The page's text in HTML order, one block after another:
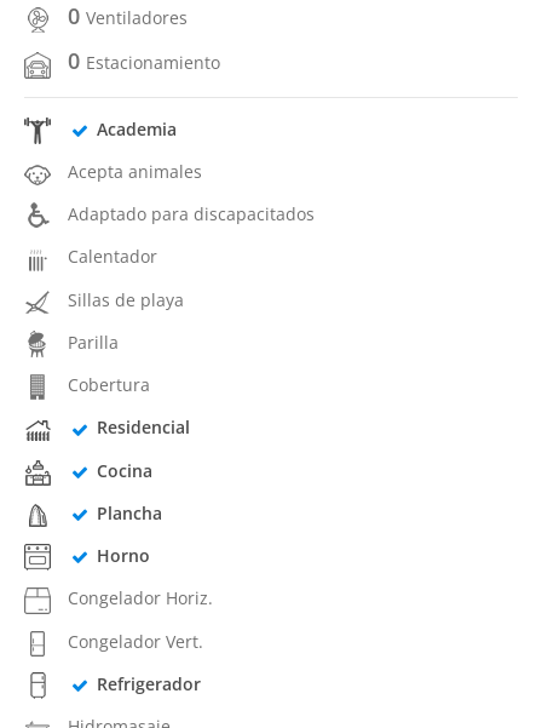
0 Ventiladores
0 Estacionamiento
Academia
Acepta animales
Adaptado para discapacitados
Calentador
Sillas de playa
Parilla
Cobertura
Residencial
Cocina
Plancha
Horno
Congelador Horiz.
Congelador Vert.
Refrigerador